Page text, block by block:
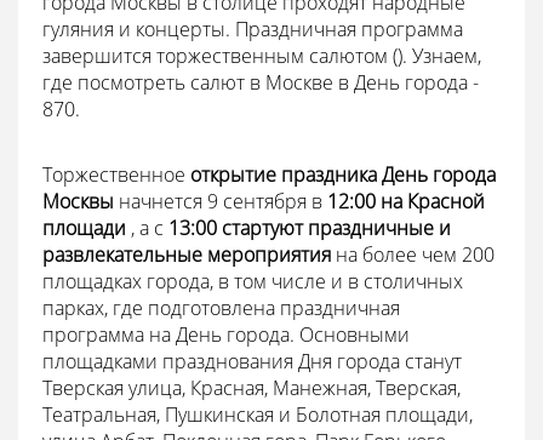
гуляния и концерты. Праздничная программа
завершится торжественным салютом (). Узнаем,
где посмотреть салют в Москве в День города -
870.
Торжественное открытие праздника День города
Москвы начнется 9 сентября в 12:00 на Красной
площади , а с 13:00 стартуют праздничные и
развлекательные мероприятия на более чем 200
площадках города, в том числе и в столичных
парках, где подготовлена праздничная
программа на День города. Основными
площадками празднования Дня города станут
Тверская улица, Красная, Манежная, Тверская,
Театральная, Пушкинская и Болотная площади,